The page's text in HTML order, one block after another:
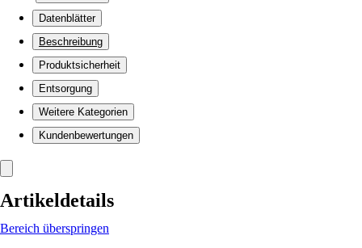
Datenblätter
Beschreibung
Produktsicherheit
Entsorgung
Weitere Kategorien
Kundenbewertungen
Artikeldetails
Bereich überspringen